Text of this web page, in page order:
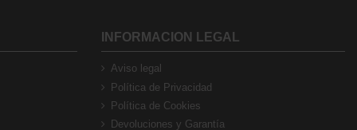
INFORMACION LEGAL
Aviso legal
Política de Privacidad
Política de Cookies
Devoluciones y Garantía